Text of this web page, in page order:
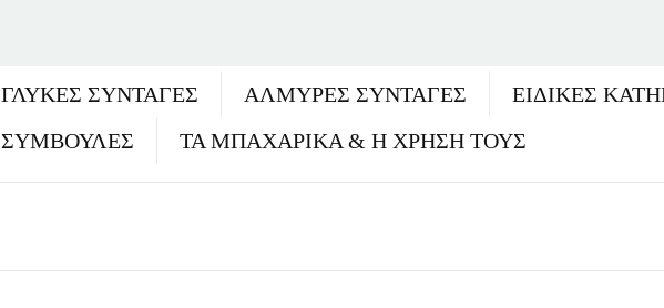
ΓΛΥΚΈΣ ΣΥΝΤΑΓΈΣ ΑΛΜΥΡΕΣ ΣΥΝΤΑΓΕΣ
ΕΙΔΙΚΕΣ
ΣΥΜΒΟΥΛΕΣ
ΤΑ ΜΠΑΧΑΡΙΚΑ & Η ΧΡΗΣΗ ΤΟΥΣ